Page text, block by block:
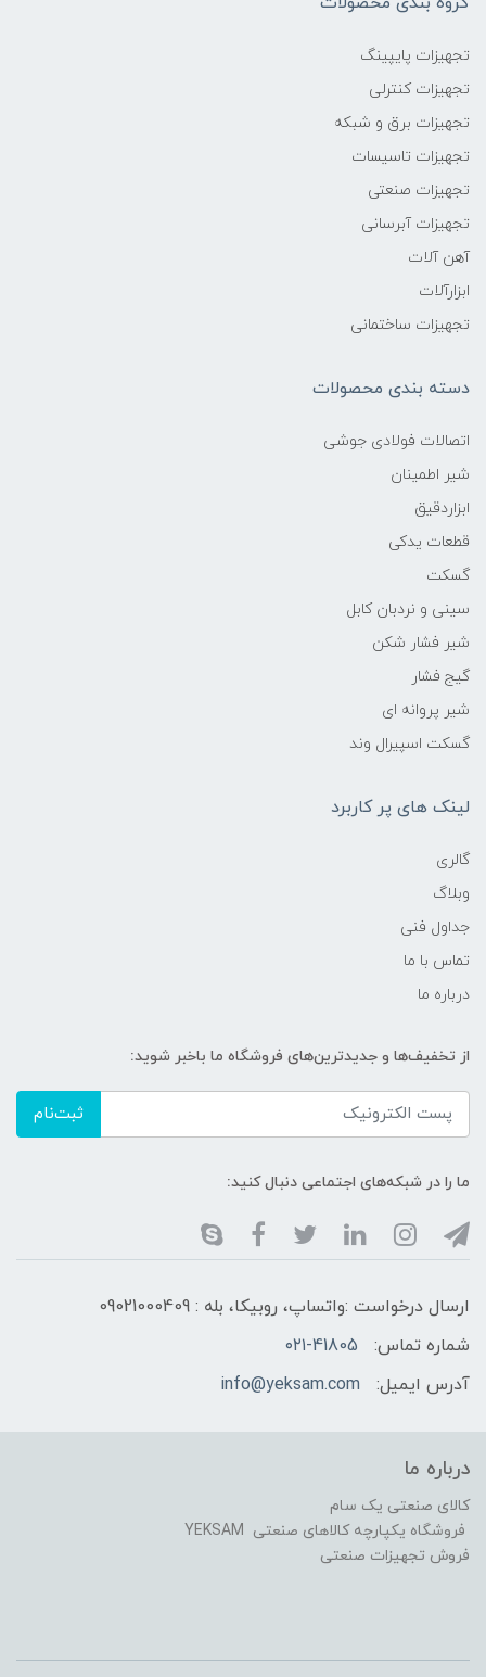
تجهیزات پایپینگ
تجهیزات کنترلی
تجهیزات برق و شبکه
تجهیزات تاسیسات
تجهیزات صنعتی
تجهیزات آبرسانی
آهن آلات
ابزارآلات
تجهیزات ساختمانی
دسته بندی محصولات
اتصالات فولادی جوشی
شیر اطمینان
ابزاردقیق
قطعات یدکی
گسکت
سینی و نردبان کابل
شیر فشار شکن
گیج فشار
شیر پروانه ای
گسکت اسپیرال وند
لینک های پر کاربرد
گالری
وبلاگ
جداول فنی
تماس با ما
درباره ما
از تخفیف‌ها و جدیدترین‌های فروشگاه ما باخبر شوید:
ثبت‌نام
ما را در شبکه‌های اجتماعی دنبال کنید:
ارسال درخواست :واتساپ، روبیکا، بله : 09021000409
شماره تماس:
۰۲۱-41805
آدرس ایمیل:
info@yeksam.com
درباره ما
کالای صنعتی یک سام
فروشگاه یکپارچه کالاهای صنعتی YEKSAM
فروش تجهیزات صنعتی